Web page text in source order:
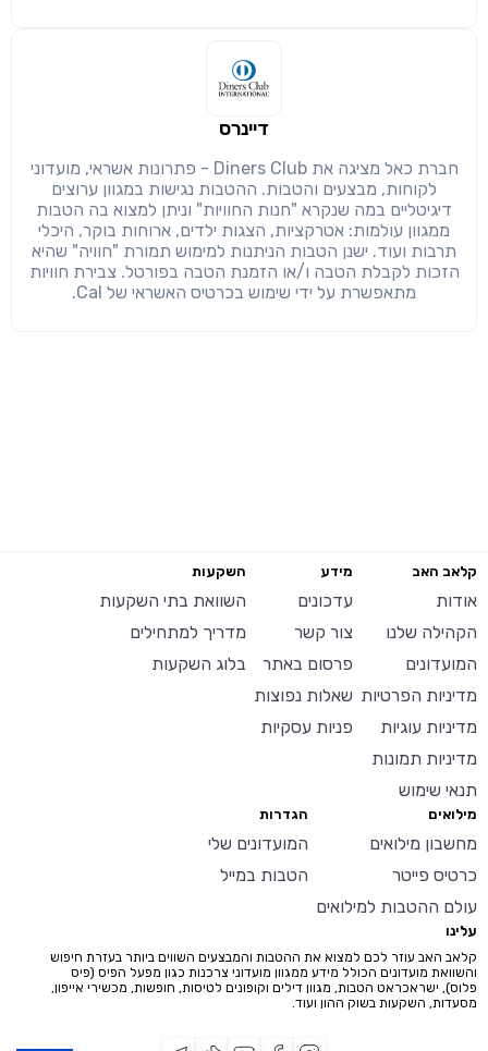
דיינרס
חברת כאל מציגה את Diners Club - פתרונות אשראי, מועדוני
לקוחות, מבצעים והטבות. ההטבות נגישות במגוון ערוצים
דיגיטליים במה שנקרא "חנות החוויות" וניתן למצוא בה הטבות
ממגוון עולמות: אטרקציות, הצגות ילדים, ארוחות בוקר, היכלי
תרבות ועוד. ישנן הטבות הניתנות למימוש תמורת "חוויה" שהיא
הזכות לקבלת הטבה ו/או הזמנת הטבה בפורטל. צבירת חוויות
מתאפשרת על ידי שימוש בכרטיס האשראי של Cal.
קלאב האב
אודות
הקהילה שלנו
המועדונים
מדיניות הפרטיות
מדיניות עוגיות
מדיניות תמונות
תנאי שימוש
מידע
עדכונים
צור קשר
פרסום באתר
שאלות נפוצות
פניות עסקיות
השקעות
השוואת בתי השקעות
מדריך למתחילים
בלוג השקעות
מילואים
מחשבון מילואים
כרטיס פייטר
עולם ההטבות למילואים
הגדרות
המועדונים שלי
הטבות במייל
עלינו
קלאב האב עוזר לכם למצוא את ההטבות והמבצעים השווים ביותר בעזרת חיפוש
והשוואת מועדונים הכולל מידע ממגוון מועדוני צרכנות כגון מפעל הפיס (פיס
פלוס), ישראכראט הטבות, מגוון דילים וקופונים לטיסות, חופשות, מכשירי אייפון,
מסעדות, השקעות בשוק ההון ועוד.